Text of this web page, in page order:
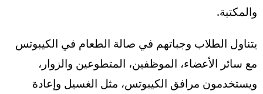
والمكتبة.
يتناول الطلاب وجباتهم في صالة الطعام في الكيبوتس
مع سائر الأعضاء، الموظفين، المتطوعين والزوار،
ويستخدمون مرافق الكيبوتس، مثل الغسيل وإعادة